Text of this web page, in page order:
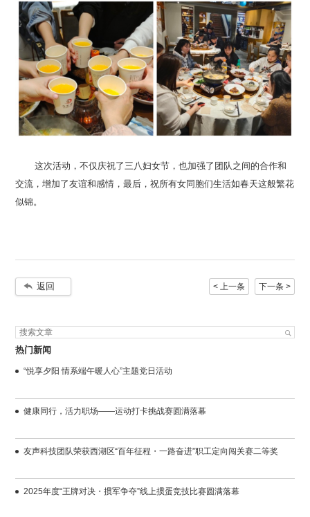
热门新闻
“悦享夕阳 情系端午暖人心”主题党日活动
健康同行，活力职场——运动打卡挑战赛圆满落幕
友声科技团队荣获西湖区“百年征程・一路奋进”职工定向闯关赛二等奖
2025年度“王牌对决・掼军争夺”线上掼蛋竞技比赛圆满落幕
似锦。
返回 < 上一条 下一条 >